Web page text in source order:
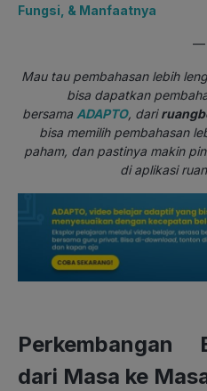
Fungsi, & Manfaatnya
—
Mau tau pembahasan lebih
bisa dapatkan
bersama ADAPTO, dari
bisa memilih pembahasan
paham, dan pastinya makin
di aplikasi
Perkembangan
dari Masa ke